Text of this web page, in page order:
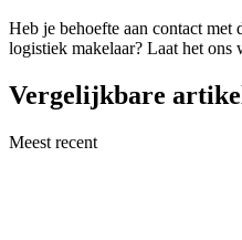
Heb je behoefte aan contact met
logistiek makelaar? Laat het ons
Vergelijkbare
Meest recent